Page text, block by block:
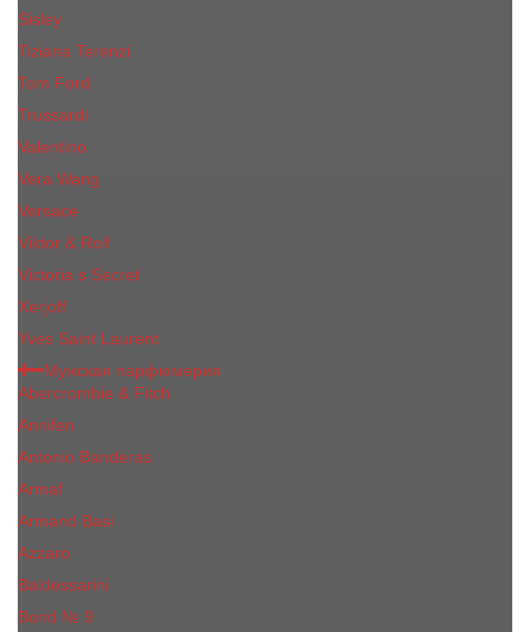
Sisley
Tiziana Terenzi
Tom Ford
Trussardi
Valentino
Vera Wang
Versace
Viktor & Rolf
Victoria s Secret
Xerjoff
Yves Saint Laurent
Мужская парфюмерия
Abercrombie & Fitch
Annifen
Antonio Banderas
Armaf
Armand Basi
Azzaro
Baldessarini
Bond № 9